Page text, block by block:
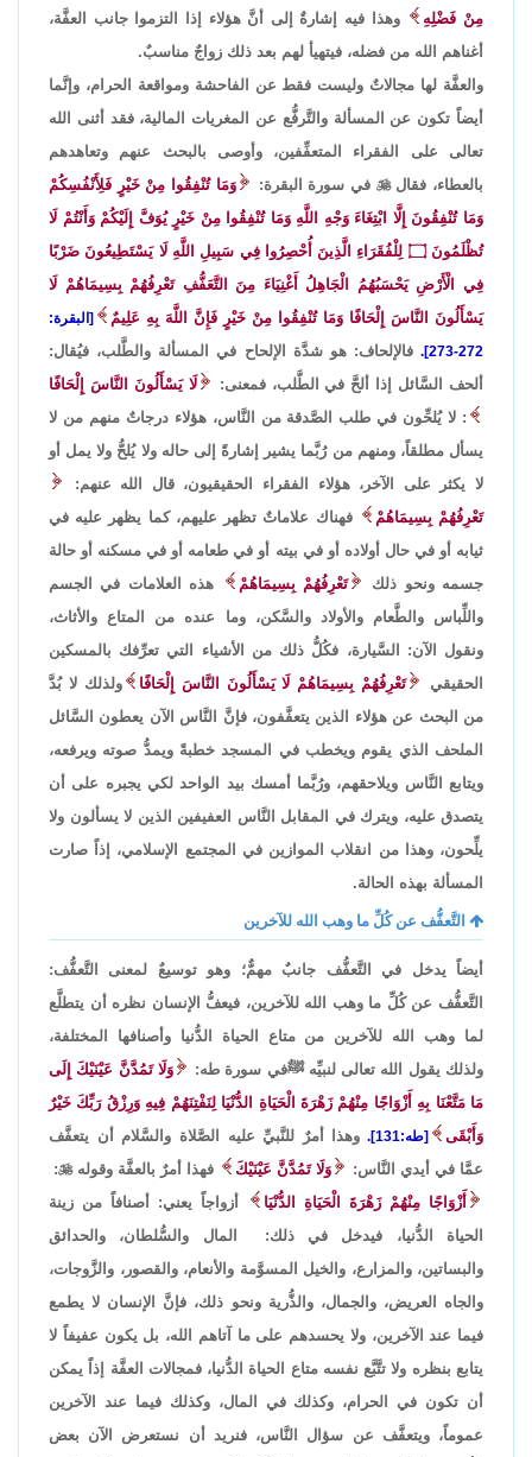
مِنْ فَضْلِهِ
وهذا فيه إشارةٌ إلى أنَّ هؤلاء إذا التزموا جانب العفَّة،
أغناهم الله من فضله، فيتهيأ لهم بعد ذلك زواجٌ مناسبٌ.
والعفَّة لها مجالاتٌ وليست فقط عن الفاحشة ومواقعة الحرام، وإنَّما
أيضاً تكون عن المسألة والتَّرفُّع عن المغريات المالية، فقد أثنى الله
تعالى على الفقراء المتعفِّفين، وأوصى بالبحث عنهم وتعاهدهم
بالعطاء، فقال في سورة البقرة:
وَمَا تُنْفِقُوا مِنْ خَيْرٍ فَلِأَنْفُسِكُمْ
وَمَا تُنْفِقُونَ إِلَّا ابْتِغَاءَ وَجْهِ اللَّهِ وَمَا تُنْفِقُوا مِنْ خَيْرٍ يُوَفَّ إِلَيْكُمْ وَأَنْتُمْ لَا
تُظْلَمُونَ ۝
لِلْفُقَرَاءِ الَّذِينَ أُحْصِرُوا فِي سَبِيلِ اللَّهِ لَا يَسْتَطِيعُونَ ضَرْبًا
فِي الْأَرْضِ يَحْسَبُهُمُ الْجَاهِلُ أَغْنِيَاءَ مِنَ التَّعَفُّفِ تَعْرِفُهُمْ بِسِيمَاهُمْ لَا
يَسْأَلُونَ النَّاسَ إِلْحَافًا وَمَا تُنْفِقُوا مِنْ خَيْرٍ فَإِنَّ اللَّهَ بِهِ عَلِيمٌ
[البقرة:
272-273].
فالإلحاف: هو شدَّة الإلحاح في المسألة والطَّلب، فيُقال:
ألحف السَّائل إذا ألحَّ في الطَّلب، فمعنى:
لَا يَسْأَلُونَ النَّاسَ إِلْحَافًا
: لا يُلحِّون في طلب الصَّدقة من النَّاس، هؤلاء درجاتٌ منهم من لا
يسأل مطلقاً، ومنهم من رُبَّما يشير إشارةً إلى حاله ولا يُلحُّ ولا يمل أو
لا يكثر على الآخر، هؤلاء الفقراء الحقيقيون، قال الله عنهم:
تَعْرِفُهُمْ بِسِيمَاهُمْ
فهناك علاماتٌ تظهر عليهم، كما يظهر عليه في
ثيابه أو في حال أولاده أو في بيته أو في طعامه أو في مسكنه أو حالة
جسمه ونحو ذلك
تَعْرِفُهُمْ بِسِيمَاهُمْ
هذه العلامات في الجسم
واللِّباس والطَّعام والأولاد والسَّكن، وما عنده من المتاع والأثاث،
ونقول الآن: السَّيارة، فكُلُّ ذلك من الأشياء التي تعرِّفك بالمسكين
الحقيقي
تَعْرِفُهُمْ بِسِيمَاهُمْ لَا يَسْأَلُونَ النَّاسَ إِلْحَافًا
ولذلك لا بُدَّ
من البحث عن هؤلاء الذين يتعفَّفون، فإنَّ النَّاس الآن يعطون السَّائل
الملحف الذي يقوم ويخطب في المسجد خطبةً ويمدُّ صوته ويرفعه،
ويتابع النَّاس ويلاحقهم، ورُبَّما أمسك بيد الواحد لكي يجبره على أن
يتصدق عليه، ويترك في المقابل النَّاس العفيفين الذين لا يسألون ولا
يلِّحون، وهذا من انقلاب الموازين في المجتمع الإسلامي، إذاً صارت
المسألة بهذه الحالة.
التَّعفُّف عن كُلِّ ما وهب الله للآخرين
أيضاً يدخل في التَّعفُّف جانبٌ مهمٌّ؛ وهو توسيعٌ لمعنى التَّعفُّف:
التَّعفُّف عن كُلِّ ما وهب الله للآخرين، فيعفُّ الإنسان نظره أن يتطلَّع
لما وهب الله للآخرين من متاع الحياة الدُّنيا وأصنافها المختلفة،
ولذلك يقول الله تعالى لنبيِّه ﷺفي سورة طه:
وَلَا تَمُدَّنَّ عَيْنَيْكَ إِلَى
مَا مَتَّعْنَا بِهِ أَزْوَاجًا مِنْهُمْ زَهْرَةَ الْحَيَاةِ الدُّنْيَا لِنَفْتِنَهُمْ فِيهِ وَرِزْقُ رَبِّكَ خَيْرٌ
وَأَبْقَى
[طه:131].
وهذا أمرٌ للنَّبيِّ عليه الصَّلاة والسَّلام أن يتعفَّف
عمَّا في أيدي النَّاس:
وَلَا تَمُدَّنَّ عَيْنَيْكَ فهذا أمرٌ بالعفَّة وقوله
:
أَزْوَاجًا مِنْهُمْ زَهْرَةَ الْحَيَاةِ الدُّنْيَا
أزواجاً يعني: أصنافاً من زينة
الحياة الدُّنيا، فيدخل في ذلك: المال والسُّلطان، والحدائق
والبساتين، والمزارع، والخيل المسوَّمة والأنعام، والقصور، والزَّوجات،
والجاه العريض، والجمال، والذُّرية ونحو ذلك، فإنَّ الإنسان لا يطمع
فيما عند الآخرين، ولا يحسدهم على ما آتاهم الله، بل يكون عفيفاً لا
يتابع بنظره ولا تتَّبَّع نفسه متاع الحياة الدُّنيا، فمجالات العفَّة إذاً يمكن
أن تكون في الحرام، وكذلك في المال، وكذلك فيما عند الآخرين
عموماً، ويتعفَّف عن سؤال النَّاس، فنريد أن نستعرض الآن بعض